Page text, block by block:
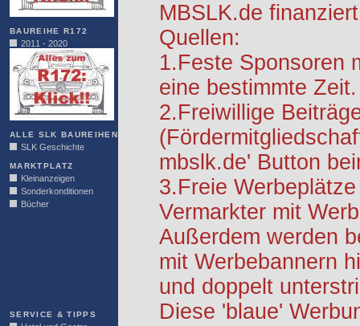
BAUREIHE R172
2011 - 2020
ALLE SLK BAUREIHEN
SLK Geschichte
MARKTPLATZ
Kleinanzeigen
Sonderkonditionen
Bücher
SERVICE & TIPPS
MBSLK.de
Quellen:
1.Feste Sponsoren
eine bestimmte Zeit.
2.Freiwillige
mbslk.de' Button
3.Freie
Vermarkter mit
Außerdem werden
mit Werbebannern
und doppelt
Diese 'blaue'